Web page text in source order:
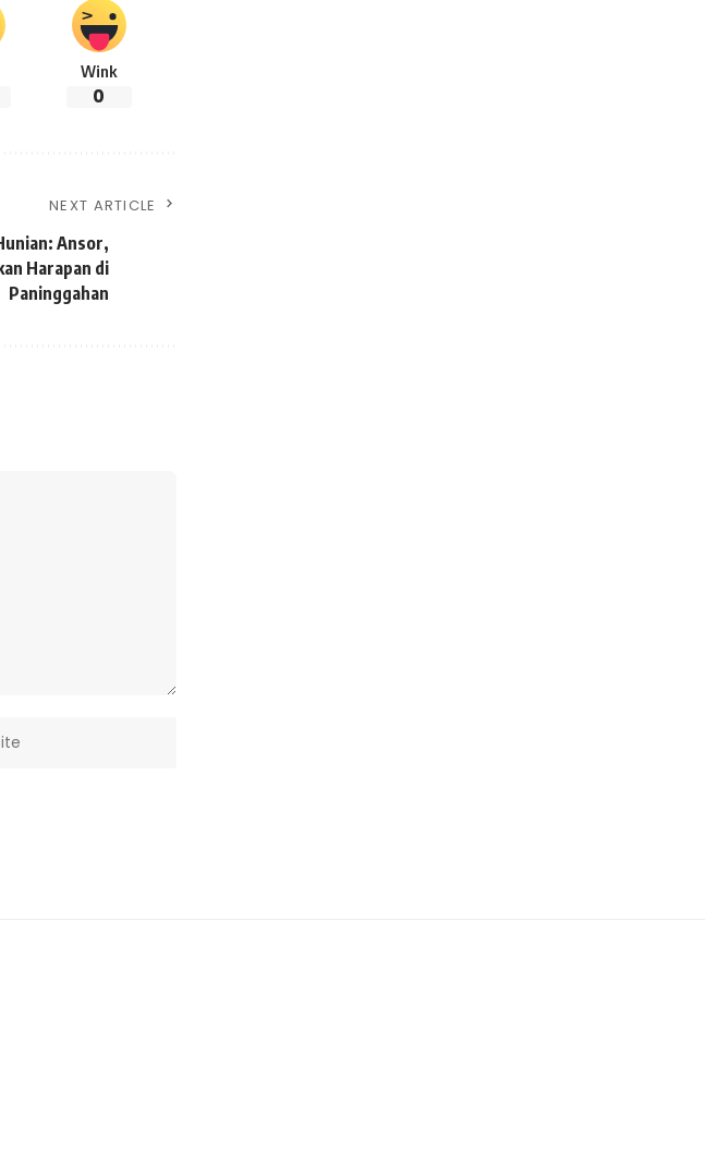
Wink
0
NEXT ARTICLE
Ansor,
Harapan di
Paninggahan